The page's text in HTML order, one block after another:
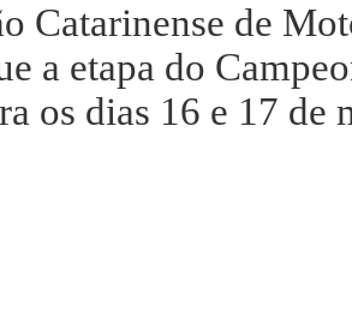
Catarinense de
a etapa do
os dias 16 e 17 de